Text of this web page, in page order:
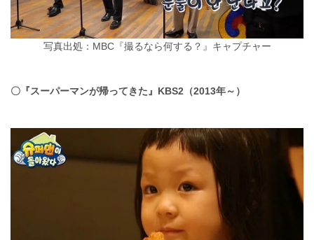
写真出処：MBC『撮るなら何する？』キャプチャー
〇『スーパーマンが帰ってきた』 KBS2（2013年～）